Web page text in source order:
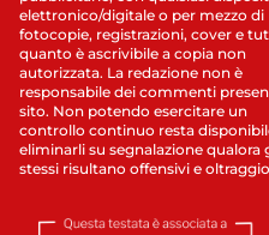
elettronico/digitale o per mezzo di
fotocopie, registrazioni, cover e
quanto è ascrivibile a copia non
autorizzata. La redazione non è
responsabile dei commenti
sito. Non potendo esercitare un
controllo continuo resta
eliminarli su segnalazione qualora
stessi risultano offensivi e